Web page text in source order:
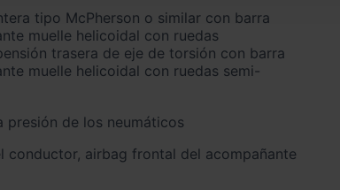
muelle helicoidal con ruedas
trasera de eje de torsión con barra
muelle helicoidal con ruedas semi-
presión de los neumáticos